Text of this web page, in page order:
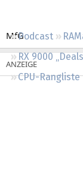
Podcast
RX 9000
CPU-Rangliste
MfG